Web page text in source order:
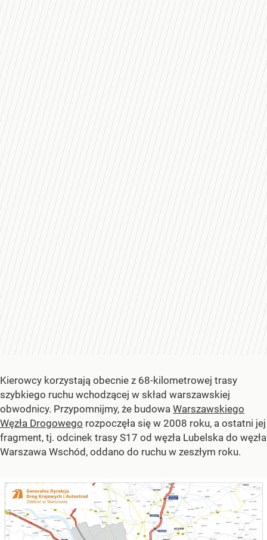
Kierowcy korzystają obecnie z 68-kilometrowej trasy
szybkiego ruchu wchodzącej w skład warszawskiej
obwodnicy. Przypomnijmy, że budowa Warszawskiego
Węzła Drogowego rozpoczęła się w 2008 roku, a ostatni jej
fragment, tj. odcinek trasy S17 od węzła Lubelska do węzła
Warszawa Wschód, oddano do ruchu w zeszłym roku.